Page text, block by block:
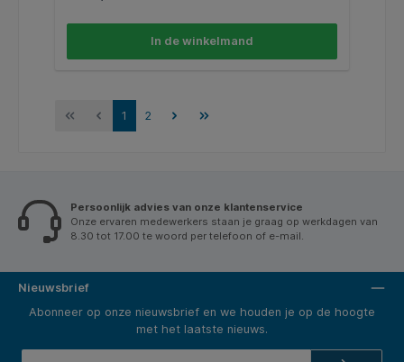
In de winkelmand
1 2
Persoonlijk advies van onze klantenservice
Onze ervaren medewerkers staan je graag op werkdagen van
8.30 tot 17.00 te woord per telefoon of e-mail.
Nieuwsbrief
Abonneer op onze nieuwsbrief en we houden je op de hoogte
met het laatste nieuws.